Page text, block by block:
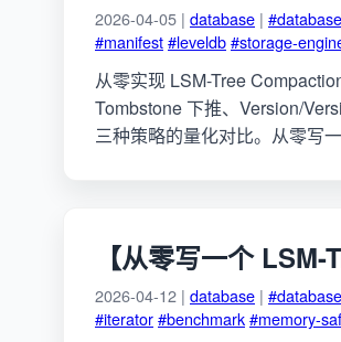
2026-04-05 | database | #database
#manifest#leveldb#storage-
从零实现 LSM-Tree
Tombstone 下推、Version/
三种策略的量化对比。从零写
【从零写一个
2026-04-12 | database | #database
#iterator#benchmark#memory-